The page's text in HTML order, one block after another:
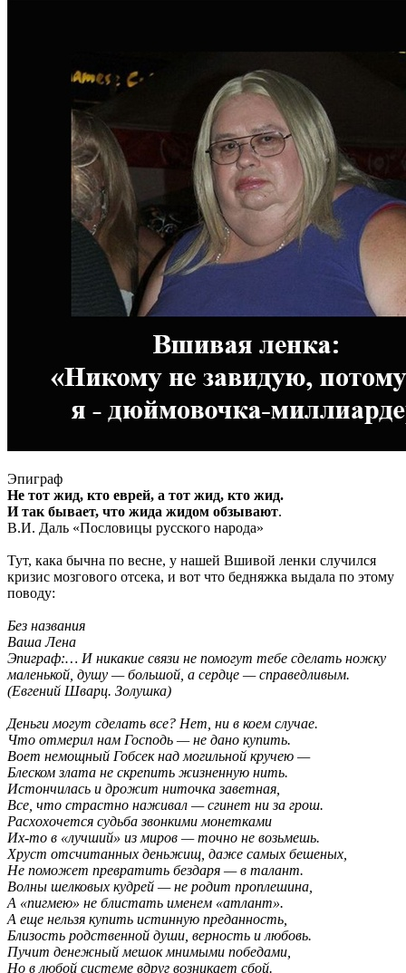
Эпиграф
Не тот жид, кто еврей, а тот жид, кто жид.
И так бывает, что жида жидом обзывают.
В.И. Даль «Пословицы русского народа»
Тут, кака бычна по весне, у нашей Вшивой ленки случился
кризис мозгового отсека, и вот что бедняжка выдала по этому
поводу:
Без названия
Ваша Лена
Эпиграф:… И никакие связи не помогут тебе сделать ножку
маленькой, душу — большой, а сердце — справедливым.
(Евгений Шварц. Золушка)
Деньги могут сделать все? Нет, ни в коем случае.
Что отмерил нам Господь — не дано купить.
Воет немощный Гобсек над могильной кручею —
Блеском злата не скрепить жизненную нить.
Истончилась и дрожит ниточка заветная,
Все, что страстно наживал — сгинет ни за грош.
Расхохочется судьба звонкими монетками
Их-то в «лучший» из миров — точно не возьмешь.
Хруст отсчитанных деньжищ, даже самых бешеных,
Не поможет превратить бездаря — в талант.
Волны шелковых кудрей — не родит проплешина,
А «пигмею» не блистать именем «атлант».
А еще нельзя купить истинную преданность,
Близость родственной души, верность и любовь.
Пучит денежный мешок мнимыми победами,
Но в любой системе вдруг возникает сбой.